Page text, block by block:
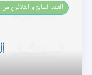
العـدد السابع و الثلاثون من مجلة شعائر